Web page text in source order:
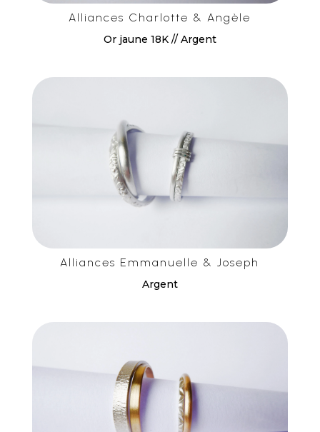
Alliances Charlotte & Angèle
Or jaune 18K // Argent
Alliances Emmanuelle & Joseph
Argent